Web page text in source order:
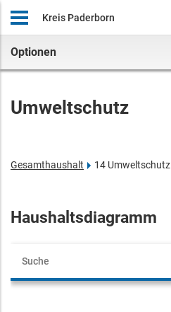
Kreis Paderborn
Optionen
Umweltschutz
Gesamthaushalt 14 Umweltschutz
Haushaltsdiagramm